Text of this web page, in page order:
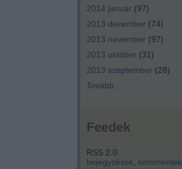
2014 január (97)
2013 december (74)
2013 november (97)
2013 október (31)
2013 szeptember (28)
Tovább
Feedek
RSS 2.0
bejegyzések
kommentek